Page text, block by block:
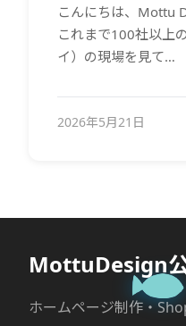
こんにちは、Mottu
これまで100社以上
イ）の現場を見て…
2026年5月21日
MottuDesign
ホームページ制作・